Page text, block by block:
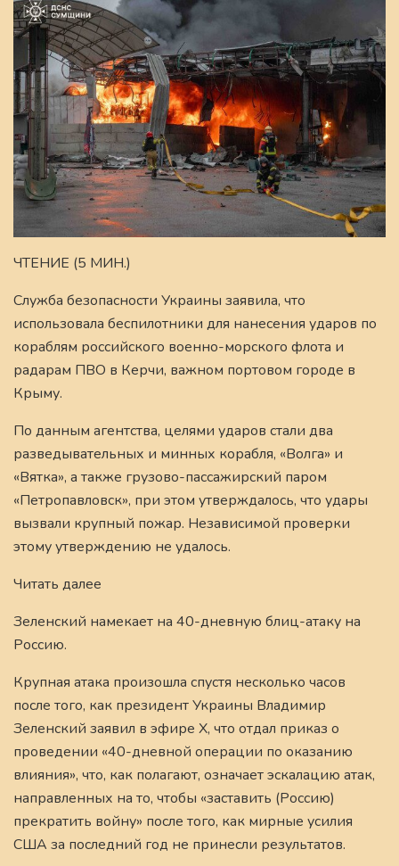
ЧТЕНИЕ (5 МИН.)
Служба безопасности Украины заявила, что
использовала беспилотники для нанесения ударов по
кораблям российского военно-морского флота и
радарам ПВО в Керчи, важном портовом городе в
Крыму.
По данным агентства, целями ударов стали два
разведывательных и минных корабля, «Волга» и
«Вятка», а также грузово-пассажирский паром
«Петропавловск», при этом утверждалось, что удары
вызвали крупный пожар. Независимой проверки
этому утверждению не удалось.
Читать далее
Зеленский намекает на 40-дневную блиц-атаку на
Россию.
Крупная атака произошла спустя несколько часов
после того, как президент Украины Владимир
Зеленский заявил в эфире X, что отдал приказ о
проведении «40-дневной операции по оказанию
влияния», что, как полагают, означает эскалацию атак,
направленных на то, чтобы «заставить (Россию)
прекратить войну» после того, как мирные усилия
США за последний год не принесли результатов.